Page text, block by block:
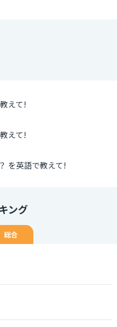
えて!
えて!
を英語で教えて!
ング
総合